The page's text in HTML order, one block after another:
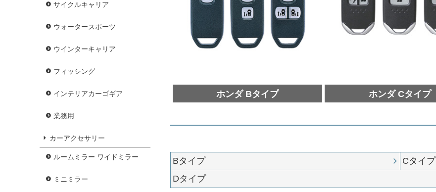
サイクルキャリア
ウォータースポーツ
ウインターキャリア
フィッシング
インテリアカーゴギア
業務用
カーアクセサリー
ルームミラー ワイドミラー
ミニミラー
ホンダ Bタイプ ホンダ Cタイプ
Bタイプ
Cタイプ
Dタイプ